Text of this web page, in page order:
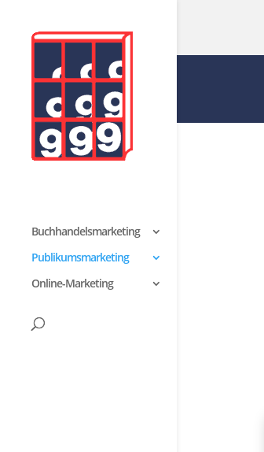
Buchhandelsmarketing
Publikumsmarketing
Online-Marketing